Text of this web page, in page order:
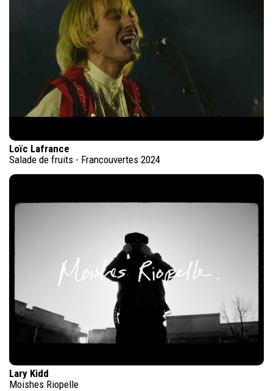
Loïc Lafrance
Salade de fruits - Francouvertes 2024
Lary Kidd
Moishes Riopelle